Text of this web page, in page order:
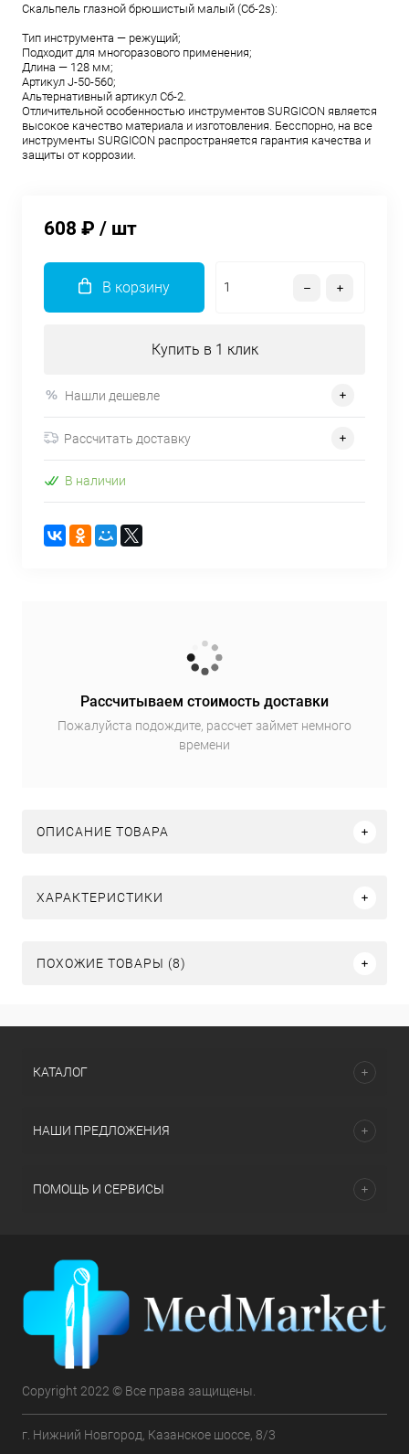
Cкальпель глазной брюшистый малый (Cб-2s):
Тип инструмента — режущий;
Подходит для многоразового применения;
Длина — 128 мм;
Aртикул J-50-560;
Aльтернативный артикул Cб-2.
Отличительной особенностью инструментов SURGICON является
высокое качество материала и изготовления. Бесспорно, на все
инструменты SURGICON распространяется гарантия качества и
защиты от коррозии.
608 ₽ / шт
В корзину
Купить в 1 клик
Нашли дешевле
Рассчитать доставку
В наличии
Рассчитываем стоимость доставки
Пожалуйста подождите, рассчет займет немного
времени
ОПИСАНИЕ ТОВАРА
ХАРАКТЕРИСТИКИ
ПОХОЖИЕ ТОВАРЫ (8)
КАТАЛОГ
НАШИ ПРЕДЛОЖЕНИЯ
ПОМОЩЬ И СЕРВИСЫ
Copyright 2022 © Все права защищены.
г. Нижний Новгород, Казанское шоссе, 8/3